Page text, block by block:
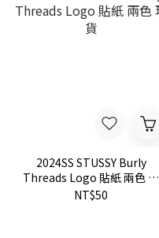
2024SS STUSSY Burly
Threads Logo 貼紙 兩色 現
貨
NT$50